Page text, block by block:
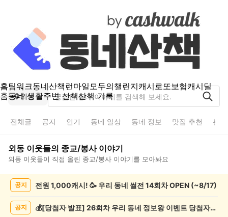
홈팀워크동네산책런마일모두의챌린지캐시로또보험캐시딜
홈동네 생활주변 산책산책 기록
외동
전체글 공지 인기 동네 일상 동네 정보 맛집 추천 분
외동 이웃들의 종교/봉사이야기
외동 이웃들이 직접 올린 종교/봉사 이야기를 모아봐요
공지 전원 1,000캐시! 🥳 우리 동네 썰전 14회차 OPEN (~8/17)
공지 💰[당첨자 발표] 26회차 우리 동네 정보왕 이벤트 당첨자를 발표합니다!